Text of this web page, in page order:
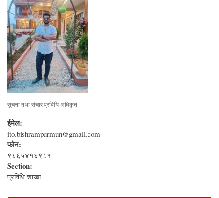
सूचना तथा संचार प्रविधि अधिकृत
ईमेल:
ito.bishrampurmun@gmail.com
फोन:
९८६५४१६९८१
Section:
प्रविधि शाखा